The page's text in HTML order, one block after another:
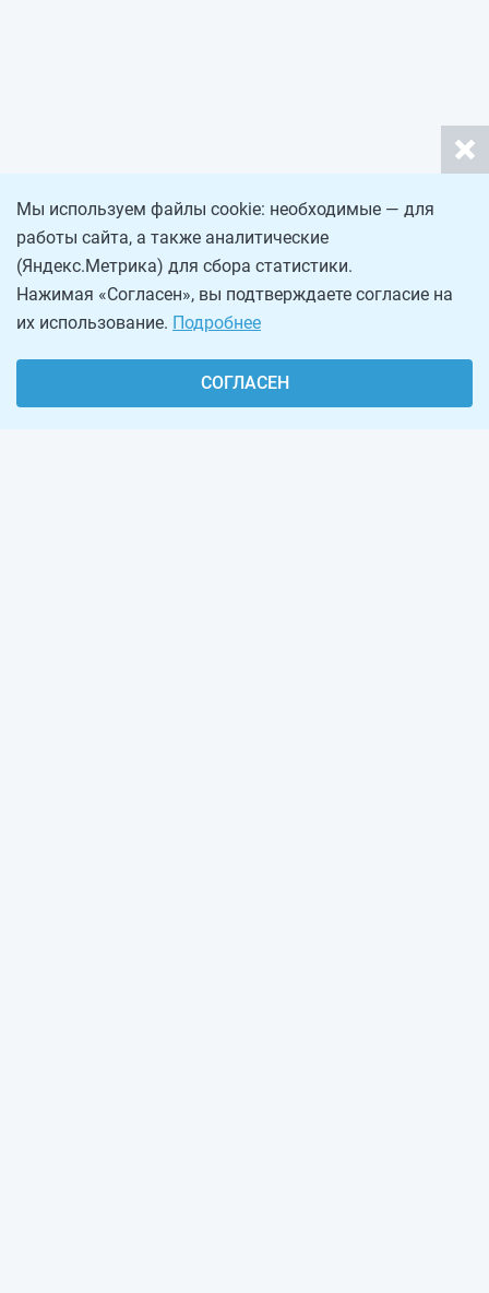
Мы используем файлы cookie: необходимые — для
работы сайта, а также аналитические
(Яндекс.Метрика) для сбора статистики.
Нажимая «Согласен», вы подтверждаете согласие на
их использование. Подробнее
СОГЛАСЕН